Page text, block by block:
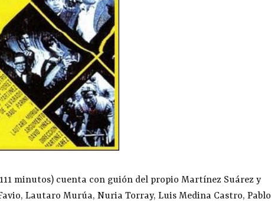
minutos) cuenta con guión del propio Martínez Suárez y
Lautaro Murúa, Nuria Torray, Luis Medina Castro, Pablo